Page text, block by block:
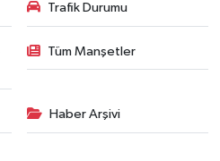
Trafik Durumu
Tüm Manşetler
Haber Arşivi